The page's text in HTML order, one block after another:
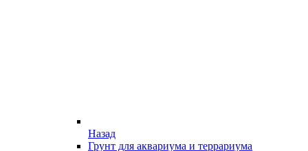
Назад
Грунт для аквариума и террариума